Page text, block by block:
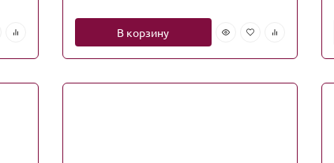
В корзину